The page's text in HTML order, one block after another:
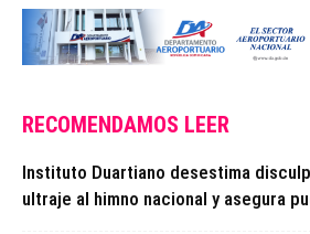
RECOMENDAMOS LEER
Instituto Duartiano desestima
ultraje al himno nacional y asegura